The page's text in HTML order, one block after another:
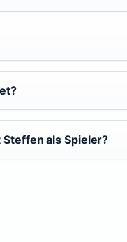
als Spieler?